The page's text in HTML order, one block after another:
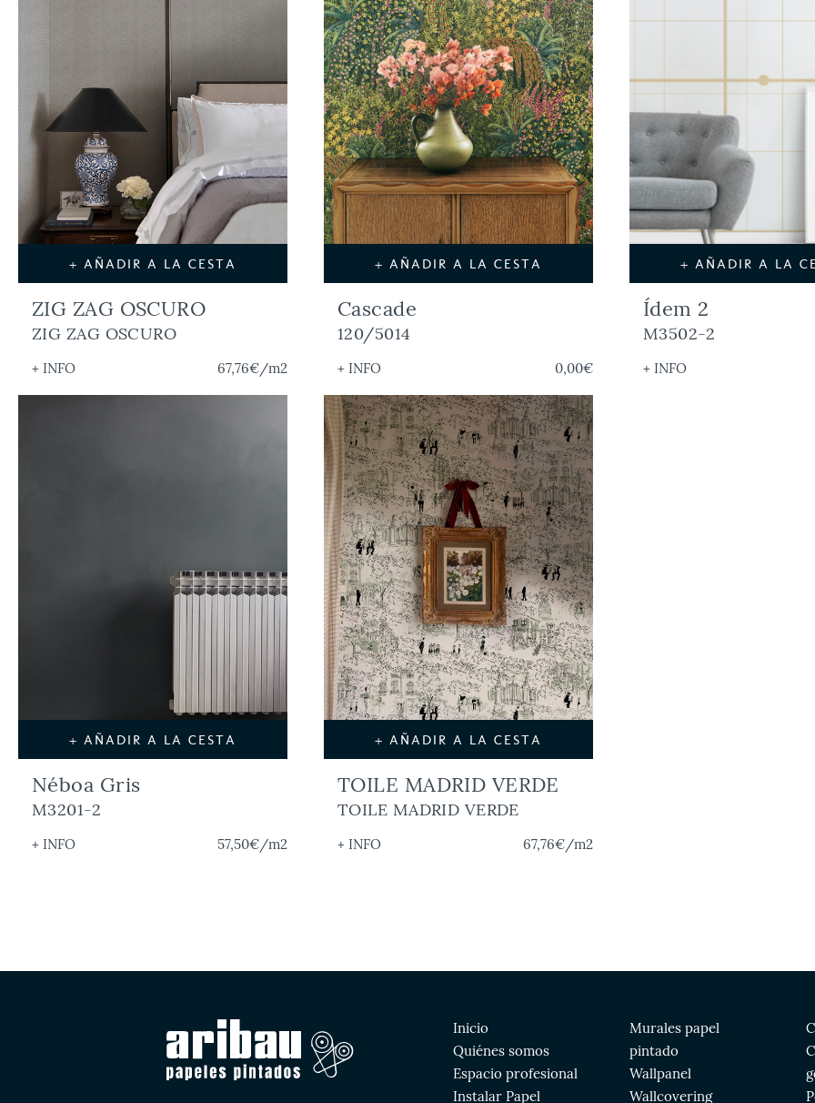
+ AÑADIR A LA CESTA
ZIG ZAG OSCURO
ZIG ZAG OSCURO
+ INFO 67,76€/m2
+ AÑADIR A LA CESTA
Cascade
120/5014
+ INFO 0,00€
+ AÑADIR A LA
Ídem 2
M3502-2
+ INFO
+ AÑADIR A LA CESTA
Néboa Gris
M3201-2
+ INFO 57,50€/m2
+ AÑADIR A LA CESTA
TOILE MADRID VERDE
TOILE MADRID VERDE
+ INFO 67,76€/m2
Inicio
Quiénes somos
Espacio profesional
Instalar Papel
Murales papel
pintado
Wallpanel
Wallcovering